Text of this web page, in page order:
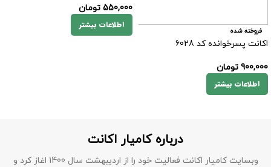
فروخته شده
اکانت پسرخوانده کد 6028
900,000 تومان
اطلاعات بیشتر
550,000 تومان
اطلاعات بیشتر
درباره کامیار اکانت
وبسایت کامیار اکانت فعالیت خود را از اردیبهشت سال 1400 اغاز کرد و